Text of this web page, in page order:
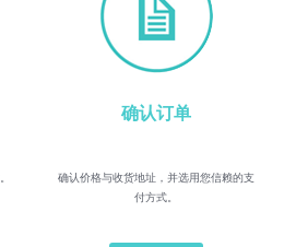
确认订单
确认价格与收货地址，并选用您信赖的支
付方式。